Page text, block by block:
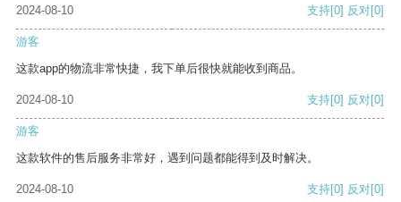
2024-08-10
支持[0] 反对[0]
游客
这款app的物流非常快捷，我下单后很快就能收到商品。
2024-08-10 支持[0] 反对[0]
游客
这款软件的售后服务非常好，遇到问题都能得到及时解决。
2024-08-10 支持[0] 反对[0]